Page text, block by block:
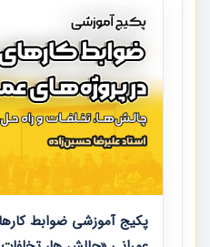
پکیج آموزشی ضوابط